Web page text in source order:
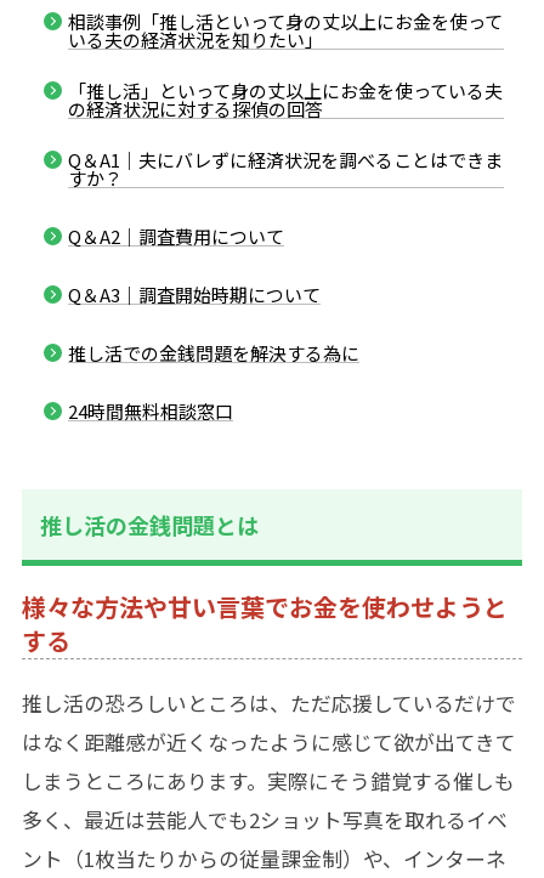
相談事例「推し活といって身の丈以上にお金を使って
いる夫の経済状況を知りたい」
「推し活」といって身の丈以上にお金を使っている夫
の経済状況に対する探偵の回答
Q＆A1｜夫にバレずに経済状況を調べることはできま
すか？
Q＆A2｜調査費用について
Q＆A3｜調査開始時期について
推し活での金銭問題を解決する為に
24時間無料相談窓口
推し活の金銭問題とは
様々な方法や甘い言葉でお金を使わせようと
する
推し活の恐ろしいところは、ただ応援しているだけで
はなく距離感が近くなったように感じて欲が出てきて
しまうところにあります。実際にそう錯覚する催しも
多く、最近は芸能人でも2ショット写真を取れるイベ
ント（1枚当たりからの従量課金制）や、インターネ